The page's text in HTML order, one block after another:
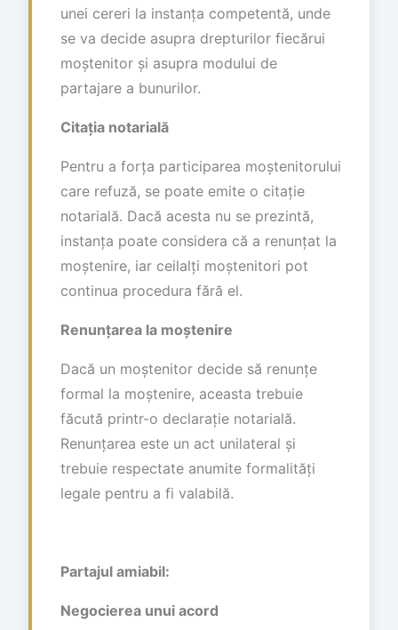
unei cereri la instanța competentă, unde
se va decide asupra drepturilor fiecărui
moștenitor și asupra modului de
partajare a bunurilor.
Citația notarială
Pentru a forța participarea moștenitorului
care refuză, se poate emite o citație
notarială. Dacă acesta nu se prezintă,
instanța poate considera că a renunțat la
moștenire, iar ceilalți moștenitori pot
continua procedura fără el.
Renunțarea la moștenire
Dacă un moștenitor decide să renunțe
formal la moștenire, aceasta trebuie
făcută printr-o declarație notarială.
Renunțarea este un act unilateral și
trebuie respectate anumite formalități
legale pentru a fi valabilă.
Partajul amiabil:
Negocierea unui acord